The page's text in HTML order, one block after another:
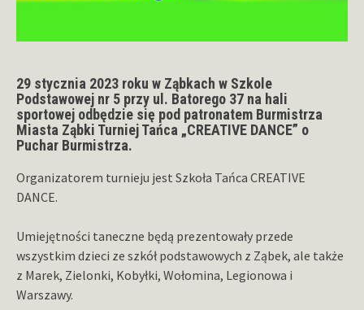
29 stycznia 2023 roku w Ząbkach w Szkole
Podstawowej nr 5 przy ul. Batorego 37 na hali
sportowej odbędzie się pod patronatem Burmistrza
Miasta Ząbki Turniej Tańca „CREATIVE DANCE” o
Puchar Burmistrza.
Organizatorem turnieju jest Szkoła Tańca CREATIVE
DANCE.
Umiejętności taneczne będą prezentowały przede
wszystkim dzieci ze szkół podstawowych z Ząbek, ale także
z Marek, Zielonki, Kobyłki, Wołomina, Legionowa i
Warszawy.